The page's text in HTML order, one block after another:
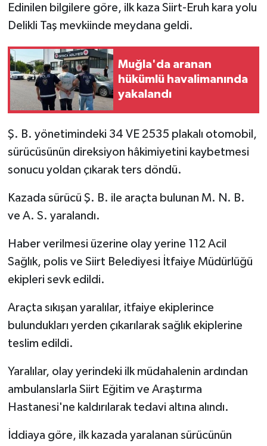
Edinilen bilgilere göre, ilk kaza Siirt-Eruh kara yolu
Delikli Taş mevkiinde meydana geldi.
Muğla'da aranan
hükümlü havalimanında
yakalandı
Ş. B. yönetimindeki 34 VE 2535 plakalı otomobil,
sürücüsünün direksiyon hâkimiyetini kaybetmesi
sonucu yoldan çıkarak ters döndü.
Kazada sürücü Ş. B. ile araçta bulunan M. N. B.
ve A. S. yaralandı.
Haber verilmesi üzerine olay yerine 112 Acil
Sağlık, polis ve Siirt Belediyesi İtfaiye Müdürlüğü
ekipleri sevk edildi.
Araçta sıkışan yaralılar, itfaiye ekiplerince
bulundukları yerden çıkarılarak sağlık ekiplerine
teslim edildi.
Yaralılar, olay yerindeki ilk müdahalenin ardından
ambulanslarla Siirt Eğitim ve Araştırma
Hastanesi'ne kaldırılarak tedavi altına alındı.
İddiaya göre, ilk kazada yaralanan sürücünün